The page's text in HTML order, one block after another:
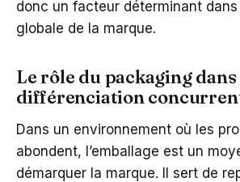
donc un facteur déterminant dans
globale de la marque.
Le rôle du packaging dans
différenciation
Dans un environnement où les
abondent, l’emballage est un
démarquer la marque. Il sert de